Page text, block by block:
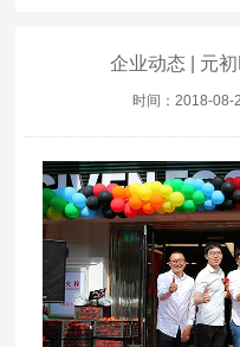
企业动态 | 元
时间：2018-08-